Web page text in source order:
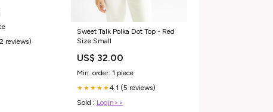
reviews)
Sweet Talk Polka Dot Top - Red
Size:Small
US$ 32.00
Min. order: 1 piece
★★★★★4.1 (5 reviews)
Sold : Login>>